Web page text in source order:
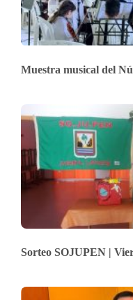
Muestra musical del
Sorteo SOJUPEN |